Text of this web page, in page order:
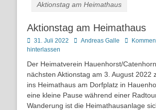
Aktionstag am Heimathaus
Aktionstag am Heimathaus
Posted
on
31. Juli 2022 AutorAndreas Galle
hinterlassen
Der Heimatverein Hauenhorst/
nächsten Aktionstag am 3. August 2022
ins Heimathaus am Dorfplatz in
eine kleine Pause während einer
Wanderung ist die Heimathausanlage